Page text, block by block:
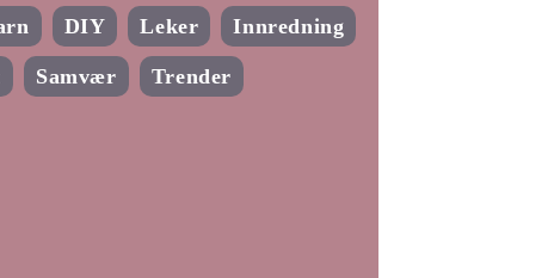
DIY Leker Innredning
Samvær Trender